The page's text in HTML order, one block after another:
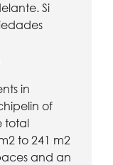
Si
in
of
total
to 241 m2
and an